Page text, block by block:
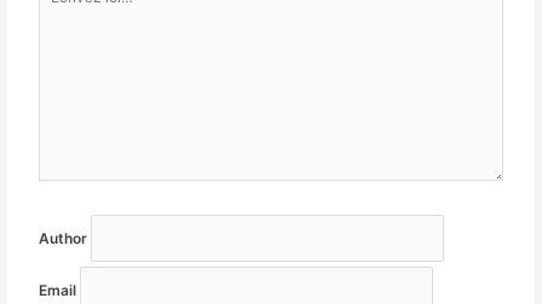
ici…
Author
Email